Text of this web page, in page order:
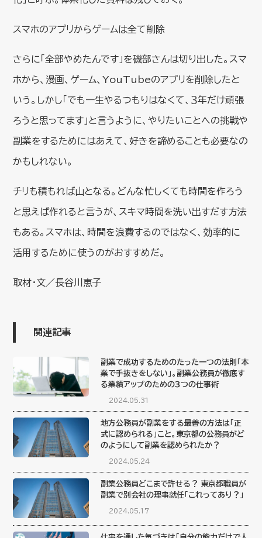
スマホのアプリからゲームは全て削除
さらに「全部やめたんです」を磯部さんは切り出した。スマ
ホから、漫画、ゲーム、YouTubeのアプリを削除したと
いう。しかし「でも一生やるつもりはなくて、３年だけ頑張
ろうと思ってます」と言うように、やりたいことへの挑戦や
副業をするためにはあえて、好きを諦めることも必要なの
かもしれない。
チリも積もれば山となる。どんな忙しくても時間を作ろう
と思えば作れると言うが、スキマ時間を洗い出すだす方法
もある。スマホは、時間を浪費するのではなく、効率的に
活用するために使うのがおすすめだ。
取材・文／長谷川恵子
関連記事
副業で成功するためのたった一つの法則「本
業で手抜きをしない」。副業公務員が徹底す
る業績アップのための３つの仕事術
2024.05.31
地方公務員が副業をする最善の方法は「正
式に認められる」こと。東京都の公務員がど
のようにして副業を認められたか？
2024.05.24
副業公務員どこまで許せる？ 東京都職員が
副業で別会社の理事就任「これってあり？」
2024.05.17